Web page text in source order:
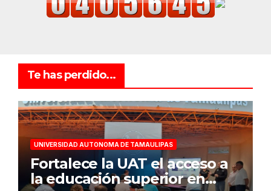
Te has perdido...
UNIVERSIDAD AUTONOMA DE TAMAULIPAS
Fortalece la UAT el acceso a
la educación superior en